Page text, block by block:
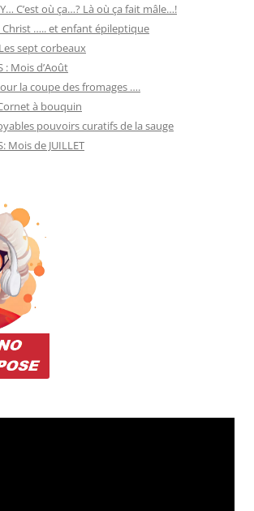
C’est où ça…? Là où ça fait mâle…!
….. et enfant épileptique
sept corbeaux
: Mois d’Août
la coupe des fromages ….
à bouquin
pouvoirs curatifs de la sauge
Mois de JUILLET